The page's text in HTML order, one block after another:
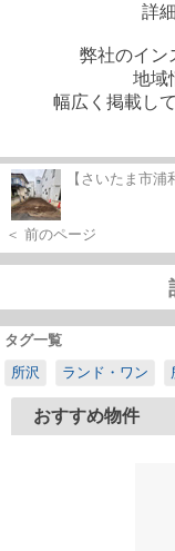
詳
弊社のイン
地域
幅広く掲載し
【さいたま市浦
＜ 前のページ
タグ一覧
所沢
ランド・ワン
おすすめ物件